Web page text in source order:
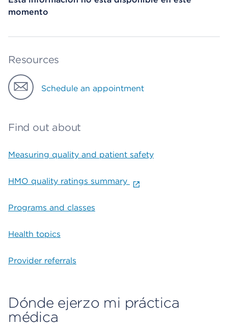
momento
Resources
Schedule an appointment
Find out about
Measuring quality and patient safety
HMO quality ratings summary
Programs and classes
Health topics
Provider referrals
Dónde ejerzo mi práctica
médica